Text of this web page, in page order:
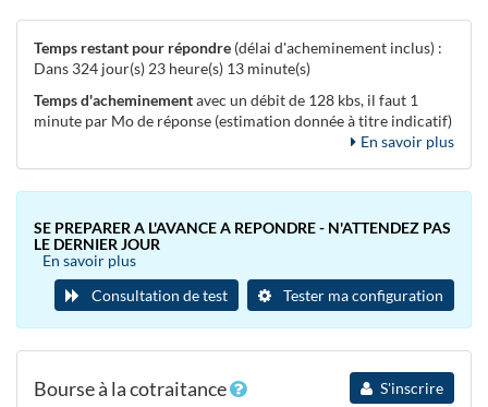
Temps restant pour répondre (délai d'acheminement inclus) :
Dans 324 jour(s) 23 heure(s) 13 minute(s)
Temps d'acheminementavec un débit de 128 kbs, il faut 1
minute par Mo de réponse (estimation donnée à titre indicatif)
En savoir plus
SE PREPARER A L'AVANCE A REPONDRE - N'ATTENDEZ PAS
LE DERNIER JOUR
En savoir plus
Tester ma configuration
Consultation de test
Bourse à la cotraitance S'inscrire